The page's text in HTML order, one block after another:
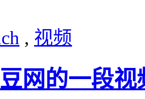
, 视频
网的一段